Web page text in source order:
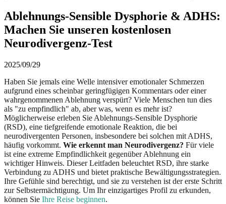
Ablehnungs-Sensible Dysphorie & ADHS:
Machen Sie unseren kostenlosen
Neurodivergenz-Test
2025/09/29
Haben Sie jemals eine Welle intensiver emotionaler Schmerzen
aufgrund eines scheinbar geringfügigen Kommentars oder einer
wahrgenommenen Ablehnung verspürt? Viele Menschen tun dies
als "zu empfindlich" ab, aber was, wenn es mehr ist?
Möglicherweise erleben Sie Ablehnungs-Sensible Dysphorie
(RSD), eine tiefgreifende emotionale Reaktion, die bei
neurodivergenten Personen, insbesondere bei solchen mit ADHS,
häufig vorkommt. Wie erkennt man Neurodivergenz? Für viele
ist eine extreme Empfindlichkeit gegenüber Ablehnung ein
wichtiger Hinweis. Dieser Leitfaden beleuchtet RSD, ihre starke
Verbindung zu ADHS und bietet praktische Bewältigungsstrategien.
Ihre Gefühle sind berechtigt, und sie zu verstehen ist der erste Schritt
zur Selbstermächtigung. Um Ihr einzigartiges Profil zu erkunden,
können Sie Ihre Reise beginnen.